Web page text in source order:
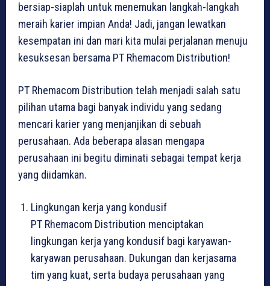
bersiap-siaplah untuk menemukan langkah-langkah
meraih karier impian Anda! Jadi, jangan lewatkan
kesempatan ini dan mari kita mulai perjalanan menuju
kesuksesan bersama PT Rhemacom Distribution!
PT Rhemacom Distribution telah menjadi salah satu
pilihan utama bagi banyak individu yang sedang
mencari karier yang menjanjikan di sebuah
perusahaan. Ada beberapa alasan mengapa
perusahaan ini begitu diminati sebagai tempat kerja
yang diidamkan.
Lingkungan kerja yang kondusif
PT Rhemacom Distribution menciptakan
lingkungan kerja yang kondusif bagi karyawan-
karyawan perusahaan. Dukungan dan kerjasama
tim yang kuat, serta budaya perusahaan yang